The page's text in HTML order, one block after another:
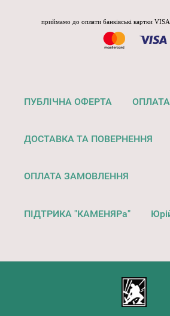
приймамо до оплати банківські картки
ПУБЛІЧНА ОФЕРТА ОПЛАТА
ДОСТАВКА ТА ПОВЕРНЕННЯ
ОПЛАТА ЗАМОВЛЕННЯ
ПІДТРИКА "КАМЕНЯРа"